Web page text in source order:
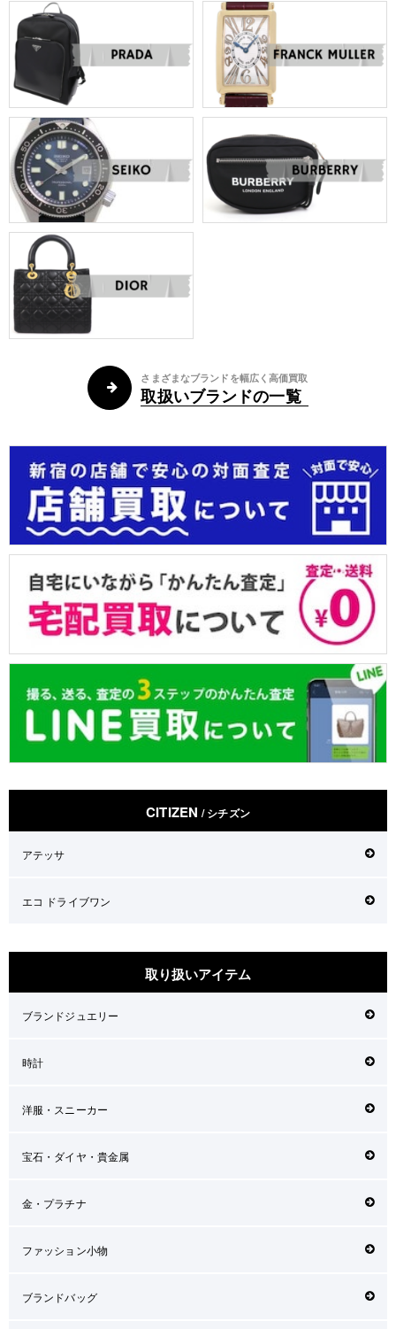
さまざまなブランドを幅広く高価買取
取扱いブランドの一覧
CITIZEN/ シチズン
アテッサ
エコ ドライブワン
取り扱いアイテム
ブランドジュエリー
時計
洋服・スニーカー
宝石・ダイヤ・貴金属
金・プラチナ
ファッション小物
ブランドバッグ